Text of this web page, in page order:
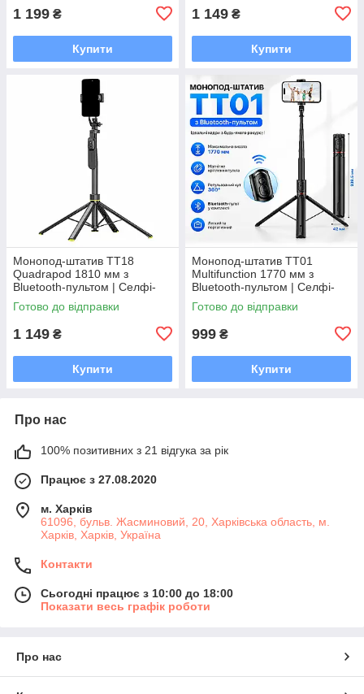
1 199 ₴
Купити
1 149 ₴
Купити
Монопод-штатив TT18
Quadrapod 1810 мм з
Bluetooth-пультом | Селфі-
палиця, автоматичний
Quadrapod, кріплення 1/4",
Готово до відправки
1 149 ₴
Купити
Монопод-штатив TT01
Multifunction 1770 мм з
Bluetooth-пультом | Селфі-
палиця для телефону,
трипод для iPhone та Android
Готово до відправки
999 ₴
Купити
Про нас
100% позитивних з 21 відгука за рік
Працює з 27.08.2020
м. Харків
61096, бульв. Жасминовий, 20, Харківська область, м.
Харків, Харків, Україна
Контакти
Сьогодні працює з 10:00 до 18:00
Показати весь графік роботи
Про нас